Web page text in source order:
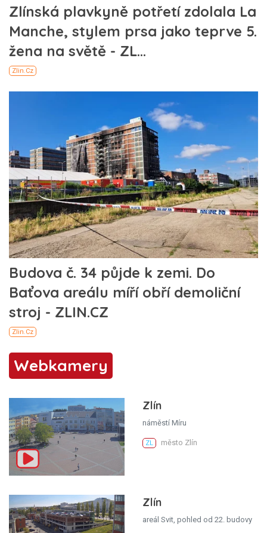
Webkamery
Zlín
náměstí Míru
ZL město Zlín
Zlín
areál Svit, pohled od 22. budovy